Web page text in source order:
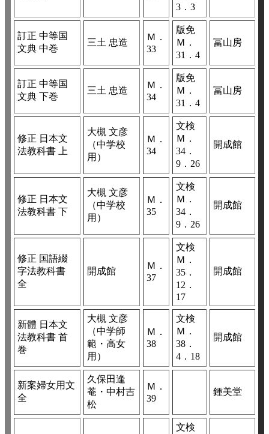
3．3
訂正 中等国
文典 中巻
三土 忠造
Ｍ．
33
版免
Ｍ．
31．4
冨山房
訂正 中等国
文典 下巻
三土 忠造
Ｍ．
34
版免
Ｍ．
31．4
冨山房
修正 日本文
法教科書 上
大槻 文彦
（中学校
用）
Ｍ．
34
文検
Ｍ．
34．
9．26
開成館
修正 日本文
法教科書 下
大槻 文彦
（中学校
用）
Ｍ．
35
文検
Ｍ．
34．
9．26
開成館
修正 国語綴
字法教科書
全
開成館
Ｍ．
37
文検
Ｍ．
35．
12．
17
開成館
新體 日本文
法教科書 首
巻
大槻 文彦
（中学師
範・高女
用）
Ｍ．
38
文検
Ｍ．
38．
4．18
開成館
新案婦女用文
全
久保田逢
菴・中村吉
松
Ｍ．
39
鍾美堂
文検